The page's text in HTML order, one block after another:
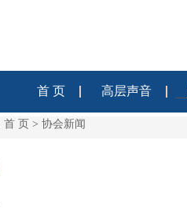
首 页 高层声音
首 页 > 协会新闻